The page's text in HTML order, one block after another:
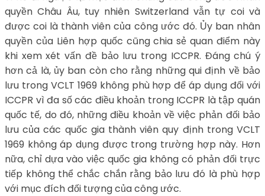
quyền Châu Âu, tuy nhiên Switzerland vẫn tự coi và
được coi là thành viên của công ước đó. Ủy ban nhân
quyền của Liên hợp quốc cũng chia sẻ quan điểm này
khi xem xét vấn đề bảo lưu trong ICCPR. Đáng chú ý
hơn cả là, ủy ban còn cho rằng những qui định về bảo
lưu trong VCLT 1969 không phù hợp để áp dụng đối với
ICCPR vì đa số các điều khoản trong ICCPR là tập quán
quốc tế, do đó, những điều khoản về việc phản đối bảo
lưu của các quốc gia thành viên quy định trong VCLT
1969 không áp dụng được trong trường hợp này. Hơn
nữa, chỉ dựa vào việc quốc gia không có phản đối trực
tiếp không thể chắc chắn rằng bảo lưu đó là phù hợp
với mục đích đối tượng của công ước.